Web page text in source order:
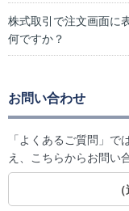
株式取引で注文画面に
何ですか？
お問い合わせ
「よくあるご質問」で
え、こちらからお問い